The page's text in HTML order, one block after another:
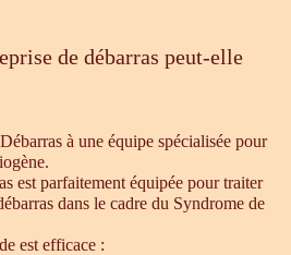
de débarras peut-elle
à une équipe spécialisée pour
est parfaitement équipée pour traiter
dans le cadre du Syndrome de
est efficace :